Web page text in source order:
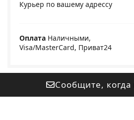
Курьер по вашему адрессу
Оплата Наличными,
Visa/MasterCard, Приват24
Сообщите, когда